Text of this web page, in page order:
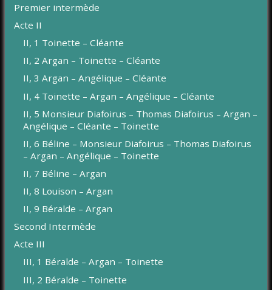
Premier intermède
Acte II
II, 1 Toinette – Cléante
II, 2 Argan – Toinette – Cléante
II, 3 Argan – Angélique – Cléante
II, 4 Toinette – Argan – Angélique – Cléante
II, 5 Monsieur Diafoirus – Thomas Diafoirus – Argan –
Angélique – Cléante – Toinette
II, 6 Béline – Monsieur Diafoirus – Thomas Diafoirus
– Argan – Angélique – Toinette
II, 7 Béline – Argan
II, 8 Louison – Argan
II, 9 Béralde – Argan
Second Intermède
Acte III
III, 1 Béralde – Argan – Toinette
III, 2 Béralde – Toinette